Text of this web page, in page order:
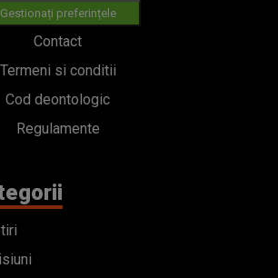
Gestionați preferințele
Contact
Termeni si conditii
Cod deontologic
Regulamente